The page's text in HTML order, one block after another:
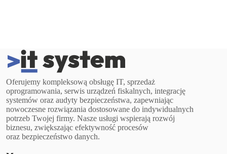
Oferujemy kompleksową obsługę IT, sprzedaż
oprogramowania, serwis urządzeń fiskalnych, integrację
systemów oraz audyty bezpieczeństwa, zapewniając
nowoczesne rozwiązania dostosowane do indywidualnych
potrzeb Twojej firmy. Nasze usługi wspierają rozwój
biznesu, zwiększając efektywność procesów
oraz bezpieczeństwo danych.